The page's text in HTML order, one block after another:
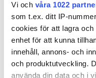
Vi och våra 1022
som t.ex. ditt IP-
cookies för att lagra
enhet för att kunna
innehåll, annons- och
och produktutveckling.
använda din data och i